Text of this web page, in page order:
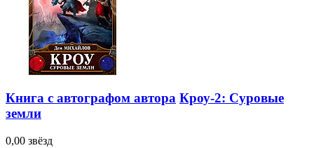
Книга с автографом автора Кроу-2: Суровые
земли
0,00 звёзд